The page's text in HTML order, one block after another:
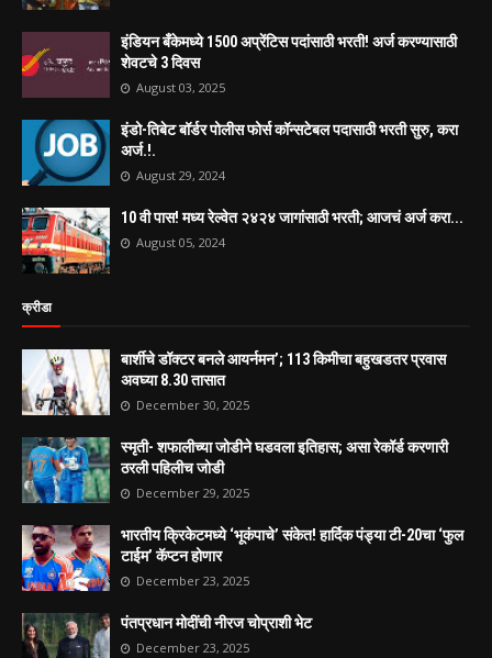
इंडियन बँकेमध्ये 1500 अप्रेंटिस पदांसाठी भरती! अर्ज करण्यासाठी
शेवटचे 3 दिवस
August 03, 2025
इंडो-तिबेट बॉर्डर पोलीस फोर्स कॉन्सटेबल पदासाठी भरती सुरु, करा
अर्ज.!.
August 29, 2024
10 वी पास! मध्य रेल्वेत २४२४ जागांसाठी भरती; आजचं अर्ज करा...
August 05, 2024
क्रीडा
बार्शीचे डॉक्टर बनले आयर्नमन’; 113 किमीचा बहुखडतर प्रवास
अवघ्या 8.30 तासात
December 30, 2025
स्मृती- शफालीच्या जोडीने घडवला इतिहास; असा रेकॉर्ड करणारी
ठरली पहिलीच जोडी
December 29, 2025
भारतीय क्रिकेटमध्ये ‘भूकंपाचे’ संकेत! हार्दिक पंड्या टी-20चा ‘फुल
टाईम’ कॅप्टन होणार
December 23, 2025
पंतप्रधान मोदींची नीरज चोप्राशी भेट
December 23, 2025